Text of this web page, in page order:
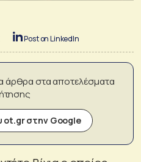
Post on LinkedIn
άρθρα στα αποτελέσματα
ot.gr στην Google